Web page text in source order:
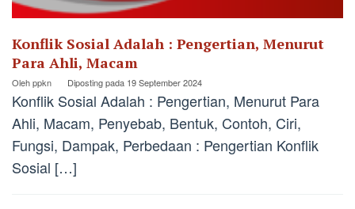
Konflik Sosial Adalah : Pengertian, Menurut
Para Ahli, Macam
Olehppkn Diposting pada 19 September 2024
Konflik Sosial Adalah : Pengertian, Menurut Para
Ahli, Macam, Penyebab, Bentuk, Contoh, Ciri,
Fungsi, Dampak, Perbedaan : Pengertian Konflik
Sosial […]